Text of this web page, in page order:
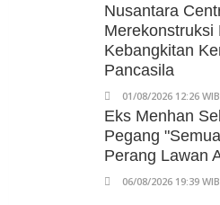
Dollar
Kuansing
05/08/2026 20:37
Nusantara
Merekonstruksi
Kebangkitan
Pancasila
01/08/2026 12:26
Eks Menhan
Pegang
Perang Lawan
06/08/2026 19:39